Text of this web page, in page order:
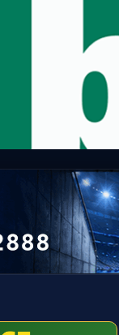
中国·yl1111永